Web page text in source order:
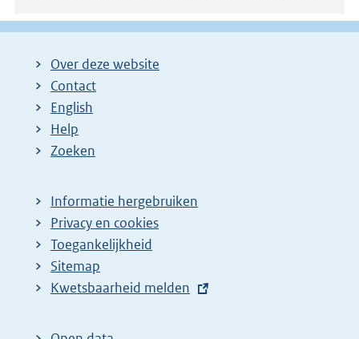
Over deze website
Contact
English
Help
Zoeken
Informatie hergebruiken
Privacy en cookies
Toegankelijkheid
Sitemap
E
t
Kwetsbaarheid melden